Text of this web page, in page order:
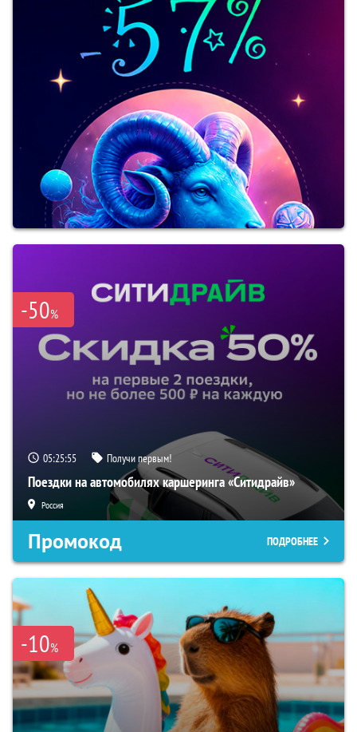
-50%
05:25:54 Получи первым!
Поездки на автомобилях каршеринга «Ситидрайв»
Россия
Промокод ПОДРОБНЕЕ
-10%